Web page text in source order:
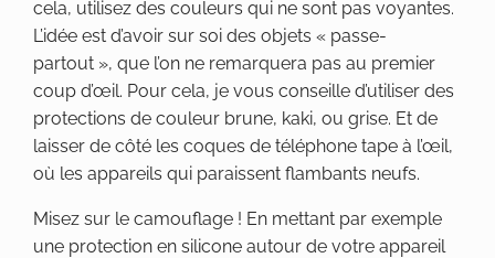
cela, utilisez des couleurs qui ne sont pas voyantes.
L’idée est d’avoir sur soi des objets « passe-
partout », que l’on ne remarquera pas au premier
coup d’œil. Pour cela, je vous conseille d’utiliser des
protections de couleur brune, kaki, ou grise. Et de
laisser de côté les coques de téléphone tape à l’œil,
où les appareils qui paraissent flambants neufs.
Misez sur le camouflage ! En mettant par exemple
une protection en silicone autour de votre appareil